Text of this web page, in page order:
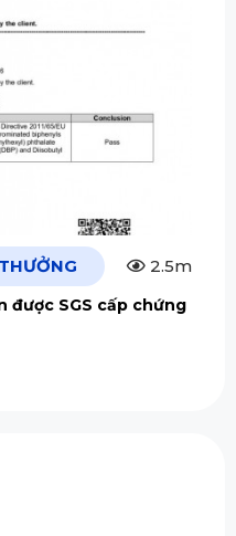
2.5m
được SGS cấp chứng